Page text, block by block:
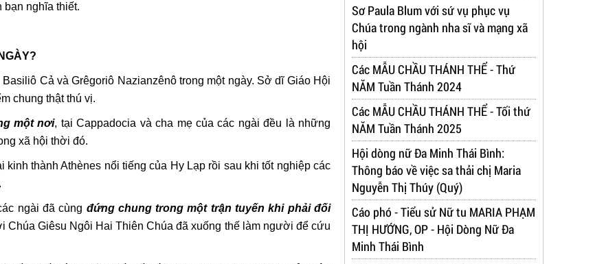
bạn nghĩa thiết.
Cả và Grêgoriô Nazianzênô trong một ngày. Sở dĩ Giáo Hội
chung thật thú vị.
một nơi, tại Cappadocia và cha mẹ của các ngài đều là những
xã hội thời đó.
kinh thành Athènes nổi tiếng của Hy Lạp rồi sau khi tốt nghiệp các
ngài đã cùng đứng chung trong một trận tuyến khi phải đối
Chúa Giêsu Ngôi Hai Thiên Chúa đã xuống thế làm người để cứu
Sơ Paula Blum với sứ vụ phục vụ
Chúa trong ngành nha sĩ và mạng xã
hội
Các MẪU CHẦU THÁNH THỂ - Thứ
NĂM Tuần Thánh 2024
Các MẪU CHẦU THÁNH THỂ - Tối thứ
NĂM Tuần Thánh 2025
Hội dòng nữ Đa Minh Thái Bình:
Thông báo về việc sa thải chị Maria
Nguyễn Thị Thúy (Quý)
Cáo phó - Tiểu sử Nữ tu MARIA PHẠM
THỊ HƯỚNG, OP - Hội Dòng Nữ Đa
Minh Thái Bình